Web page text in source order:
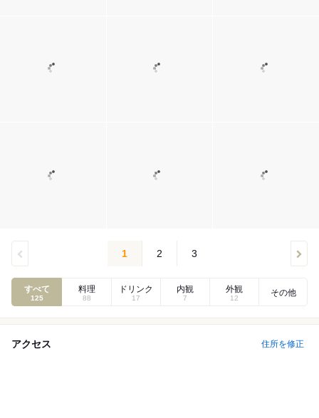
1 2 3
すべて
125
料理
88
ドリンク
17
内観
7
外観
12
その他
アクセス 住所を修正